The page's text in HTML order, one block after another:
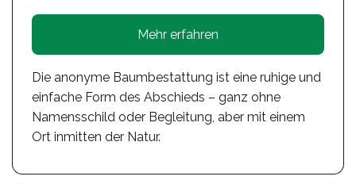
Mehr erfahren
Die anonyme Baumbestattung ist eine ruhige und
einfache Form des Abschieds – ganz ohne
Namensschild oder Begleitung, aber mit einem
Ort inmitten der Natur.